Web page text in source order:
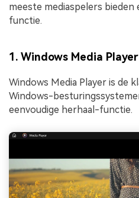
meeste mediaspelers bieden
functie.
1. Windows Media Player
Windows Media Player is de
Windows-
eenvoudige herhaal-functie.